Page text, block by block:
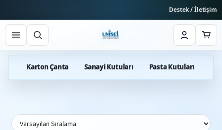
Destek / İletişim
Karton Çanta Sanayi Kutuları Pasta Kutuları